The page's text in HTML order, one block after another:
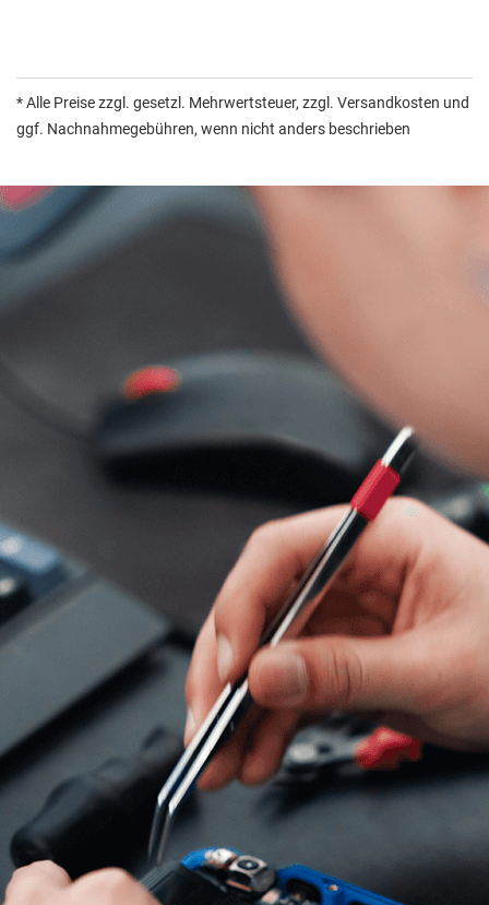
* Alle Preise zzgl. gesetzl. Mehrwertsteuer, zzgl. Versandkosten und
ggf. Nachnahmegebühren, wenn nicht anders beschrieben